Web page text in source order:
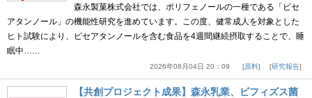
森永製菓株式会社では、ポリフェノールの一種である「ピセ
アタンノール」の機能性研究を進めています。この度、健常成人を対象とした
ヒト試験により、ピセアタンノールを含む食品を4週間継続摂取することで、睡
眠中……
2026年08月04日 20：09 原料 研究報告
【共創プロジェクト成果】森永乳業、ビフィズス菌